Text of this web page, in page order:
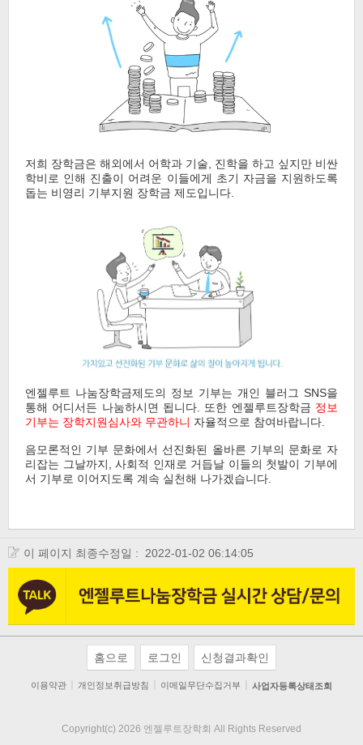
저희 장학금은 해외에서 어학과 기술, 진학을 하고 싶지만 비싼
학비로 인해 진출이 어려운 이들에게 초기 자금을 지원하도록
돕는 비영리 기부지원 장학금 제도입니다.
엔젤루트 나눔장학금제도의 정보 기부는 개인 블러그 SNS을
통해 어디서든 나눔하시면 됩니다. 또한 엔젤루트장학금 정보
기부는 장학지원심사와 무관하니 자율적으로 참여바랍니다.
음모론적인 기부 문화에서 선진화된 올바른 기부의 문화로 자
리잡는 그날까지, 사회적 인재로 거듭날 이들의 첫발이 기부에
서 기부로 이어지도록 계속 실천해 나가겠습니다.
이 페이지 최종수정일 : 2022-01-02 06:14:05
홈으로 로그인 신청결과확인
이용약관 개인정보취급방침 이메일무단수집거부 사업자등록상태조회
Copyright(c) 2026 엔젤루트장학회 All Rights Reserved